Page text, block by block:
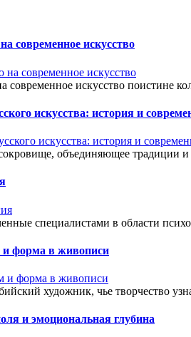
современное искусство
современное искусство поистине
искусства: история и
объединяющее традиции
специалистами в области
и форма в живописи
художник, чье творчество
и эмоциональная глубина